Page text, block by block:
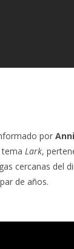
por
Lark,
cercanas del
de años.